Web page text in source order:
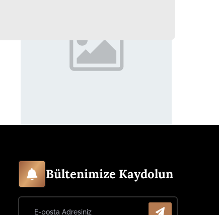
Bültenimize Kaydolun